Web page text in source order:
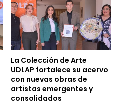
La Colección de Arte
UDLAP fortalece su acervo
con nuevas obras de
artistas emergentes y
consolidados